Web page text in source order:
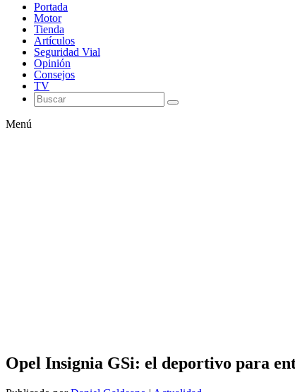
Portada
Motor
Tienda
Artículos
Seguridad Vial
Opinión
Consejos
TV
Menú
Opel Insignia GSi: el deportivo para